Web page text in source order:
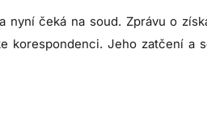
nyní čeká na soud. Zprávu o
korespondenci. Jeho zatčení a